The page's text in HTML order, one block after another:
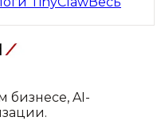
бизнесе, AI-